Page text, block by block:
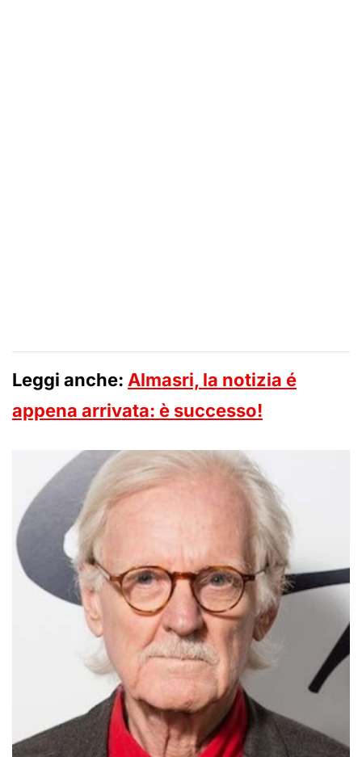
Leggi anche: Almasri, la notizia é
appena arrivata: è successo!